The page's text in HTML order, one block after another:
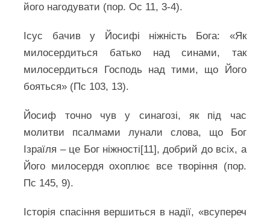
його нагодувати (пор. Ос 11, 3-4).
Ісус бачив у Йосифі ніжність Бога: «Як
милосердиться батько над синами, так
милосердиться Господь над тими, що Його
бояться» (Пс 103, 13).
Йосиф точно чув у синагозі, як під час
молитви псалмами лунали слова, що Бог
Ізраїля – це Бог ніжності[11], добрий до всіх, а
Його милосердя охоплює все творіння (пор.
Пс 145, 9).
Історія спасіння вершиться в надії, «всупереч